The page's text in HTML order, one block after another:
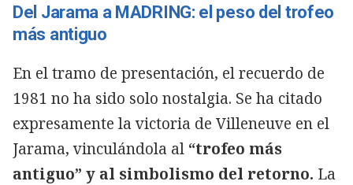
Del Jarama a MADRING: el peso del trofeo
más antiguo
En el tramo de presentación, el recuerdo de
1981 no ha sido solo nostalgia. Se ha citado
expresamente la victoria de Villeneuve en el
Jarama, vinculándola al “trofeo más
antiguo” y al simbolismo del retorno. La